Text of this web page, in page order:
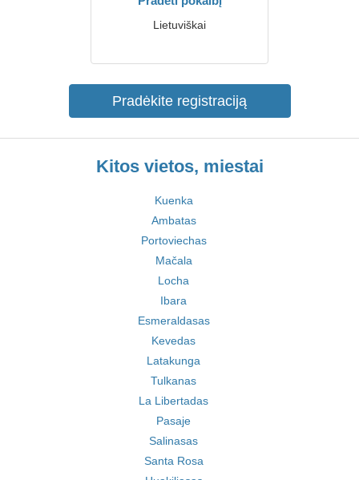
Lietuviškai
Pradėkite registraciją
Kitos vietos, miestai
Kuenka
Ambatas
Portoviechas
Mačala
Locha
Ibara
Esmeraldasas
Kevedas
Latakunga
Tulkanas
La Libertadas
Pasaje
Salinasas
Santa Rosa